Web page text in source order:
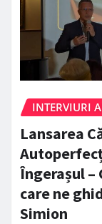
INTERVIURI
Lansarea
Îngerașul –
care ne
Simion